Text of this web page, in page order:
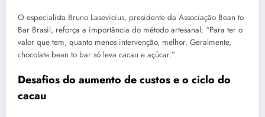
O especialista Bruno Lasevicius, presidente da Associação Bean to
Bar Brasil, reforça a importância do método artesanal: “Para ter o
valor que tem, quanto menos intervenção, melhor. Geralmente,
chocolate bean to bar só leva cacau e açúcar.”
Desafios do aumento de custos e o ciclo do
cacau